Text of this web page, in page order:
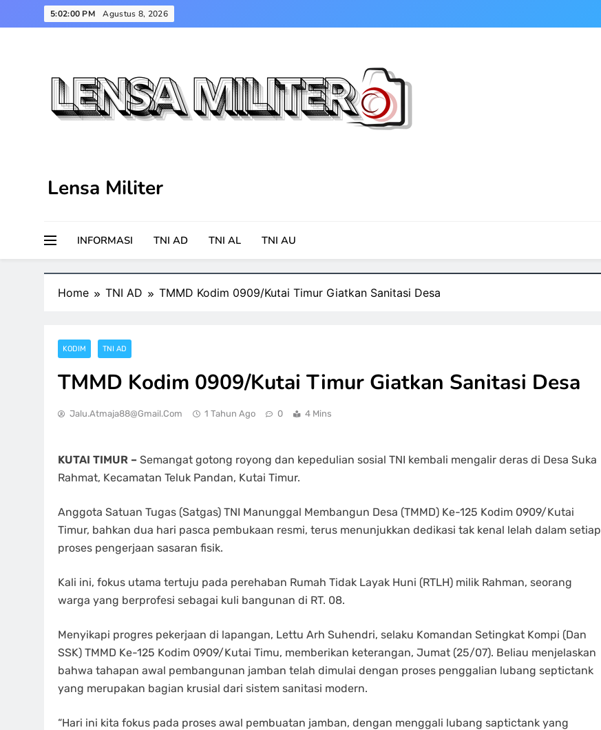
to
5:02:01 PM Agustus 8, 2026
Lensa Militer
INFORMASI TNI AD TNI AL TNI AU
Home TNI AD TMMD Kodim 0909/Kutai Timur Giatkan Sanitasi Desa
KODIM TNI AD
TMMD Kodim 0909/Kutai Timur Giatkan Sanitasi Desa
Jalu.atmaja88@gmail.com 1 Tahun Ago 0 4 Mins
KUTAI TIMUR – Semangat gotong royong dan kepedulian sosial TNI kembali mengalir deras di Desa Suka
Rahmat, Kecamatan Teluk Pandan, Kutai Timur.
Anggota Satuan Tugas (Satgas) TNI Manunggal Membangun Desa (TMMD) Ke-125 Kodim 0909/Kutai
Timur, bahkan dua hari pasca pembukaan resmi, terus menunjukkan dedikasi tak kenal lelah dalam setiap
proses pengerjaan sasaran fisik.
Kali ini, fokus utama tertuju pada perehaban Rumah Tidak Layak Huni (RTLH) milik Rahman, seorang
warga yang berprofesi sebagai kuli bangunan di RT. 08.
Menyikapi progres pekerjaan di lapangan, Lettu Arh Suhendri, selaku Komandan Setingkat Kompi (Dan
SSK) TMMD Ke-125 Kodim 0909/Kutai Timu, memberikan keterangan, Jumat (25/07). Beliau menjelaskan
bahwa tahapan awal pembangunan jamban telah dimulai dengan proses penggalian lubang septictank
yang merupakan bagian krusial dari sistem sanitasi modern.
“Hari ini kita fokus pada proses awal pembuatan jamban, dengan menggali lubang saptictank yang